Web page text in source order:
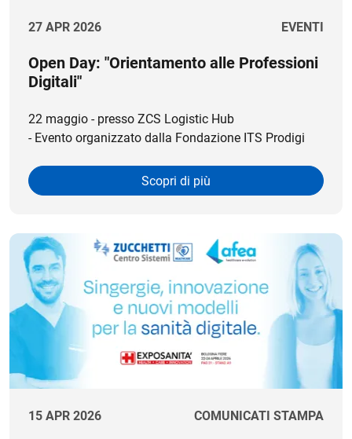
27 APR 2026 EVENTI
Open Day: "Orientamento alle Professioni
Digitali"
22 maggio - presso ZCS Logistic Hub
- Evento organizzato dalla Fondazione ITS Prodigi
Scopri di più
15 APR 2026 COMUNICATI STAMPA